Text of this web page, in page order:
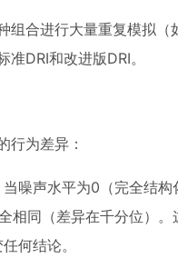
组合进行大量重复模拟
DRI和改进版DRI。
行为差异：
当噪声水平为0（完全结
相同（差异在千分位）
何结论。